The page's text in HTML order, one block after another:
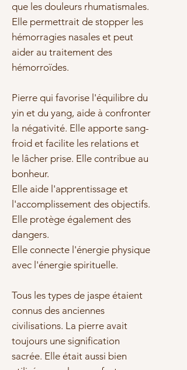
que les douleurs rhumatismales.
Elle permettrait de stopper les
hémorragies nasales et peut
aider au traitement des
hémorroïdes.
Pierre qui favorise l'équilibre du
yin et du yang, aide à confronter
la négativité. Elle apporte sang-
froid et facilite les relations et
le lâcher prise. Elle contribue au
bonheur.
Elle aide l'apprentissage et
l'accomplissement des objectifs.
Elle protège également des
dangers.
Elle connecte l'énergie physique
avec l'énergie spirituelle.
Tous les types de jaspe étaient
connus des anciennes
civilisations. La pierre avait
toujours une signification
sacrée. Elle était aussi bien